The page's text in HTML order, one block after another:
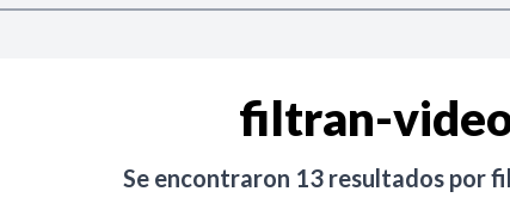
filtran-
Se encontraron 13 resultados por